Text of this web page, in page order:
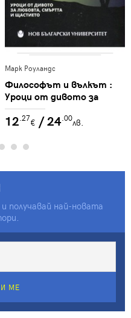
Марк Роуландс
Философът и вълкът :
Уроци от дивото за
любовта, смъртта и
щастието
12.27€ / 24.00лв.
получавай най-новата
МЕ